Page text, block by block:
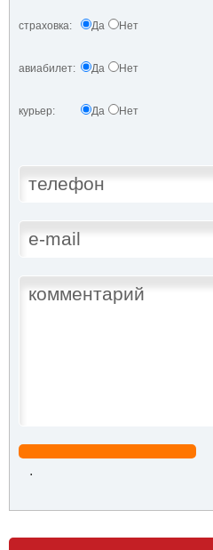
страховка: Да Нет
авиабилет: Да Нет
курьер: Да Нет
.